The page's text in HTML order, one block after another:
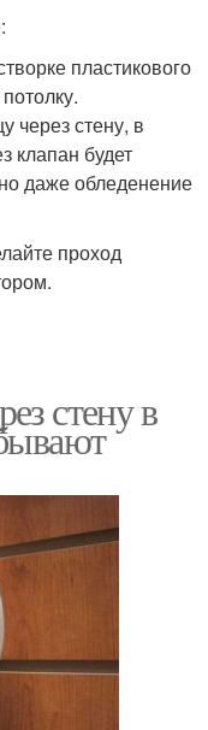
пластикового
через стену, в
клапан будет
даже обледенение
проход
стену в